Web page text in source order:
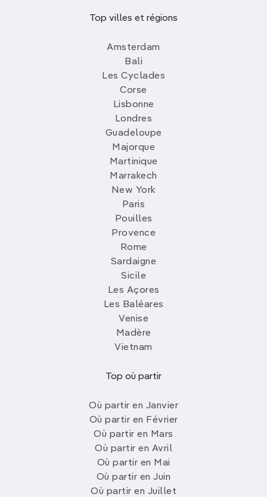
Top villes et régions
Amsterdam
Bali
Les Cyclades
Corse
Lisbonne
Londres
Guadeloupe
Majorque
Martinique
Marrakech
New York
Paris
Pouilles
Provence
Rome
Sardaigne
Sicile
Les Açores
Les Baléares
Venise
Madère
Vietnam
Top où partir
Où partir en Janvier
Où partir en Février
Où partir en Mars
Où partir en Avril
Où partir en Mai
Où partir en Juin
Où partir en Juillet